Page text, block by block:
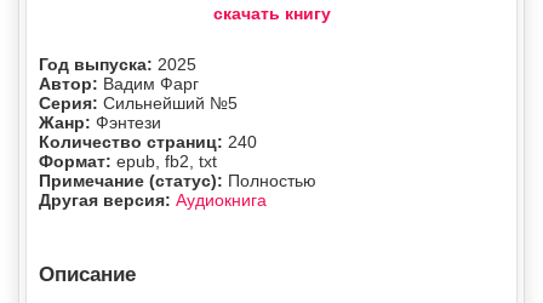
скачать книгу
Год выпуска: 2025
Автор: Вадим Фарг
Серия: Сильнейший №5
Жанр: Фэнтези
Количество страниц: 240
Формат: epub, fb2, txt
Примечание (статус): Полностью
Другая версия: Аудиокнига
Описание